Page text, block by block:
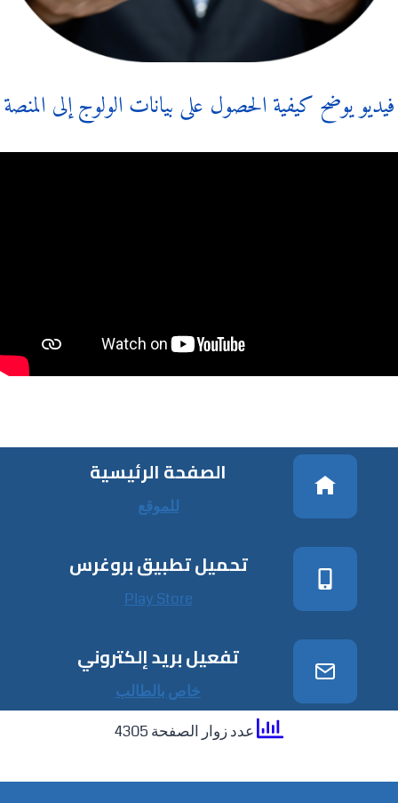
فيديو يوضح كيفية الحصول على بيانات الولوج إلى المنصة
الصفحة الرئيسية
للموقع
تحميل تطبيق بروغرس
Play Store
تفعيل بريد إلكتروني
خاص بالطالب
عدد زوار الصفحة 4305